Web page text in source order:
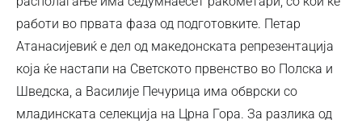
работи во првата фаза од подготовките. Петар
Атанасијевиќ е дел од македонската репрезентација
која ќе настапи на Светското првенство во Полска и
Шведска, а Василије Печурица има обврски со
младинската селекција на Црна Гора. За разлика од